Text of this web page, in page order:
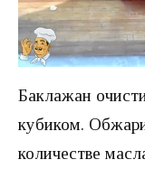
Баклажан
кубиком.
количестве